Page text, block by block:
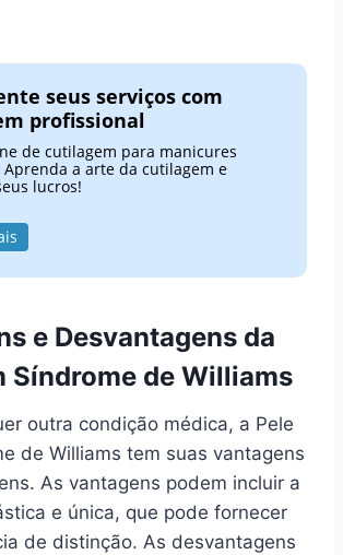
seus serviços com
profissional
de cutilagem para manicures
a arte da cutilagem e
lucros!
e Desvantagens da
Síndrome de Williams
outra condição médica, a Pele
de Williams tem suas vantagens
As vantagens podem incluir a
e única, que pode fornecer
de distinção. As desvantagens